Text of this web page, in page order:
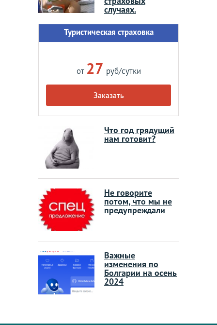
случаях.
Туристическая страховка
от 27 руб/сутки
Заказать
Что год грядущий
нам готовит?
Не говорите
потом, что мы не
предупреждали
Важные
изменения по
Болгарии на осень
2024